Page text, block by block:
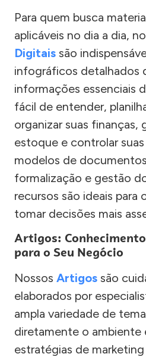
Para quem busca
aplicáveis no dia a dia,
Digitais são
infográficos detalhados
informações essenciais
fácil de entender,
organizar suas finanças,
estoque e controlar
modelos de
formalização e gestão
recursos são ideais para
tomar decisões mais
Artigos:
para o Seu Negócio
Nossos Artigos são
elaborados por
ampla variedade de
diretamente o ambiente
estratégias de